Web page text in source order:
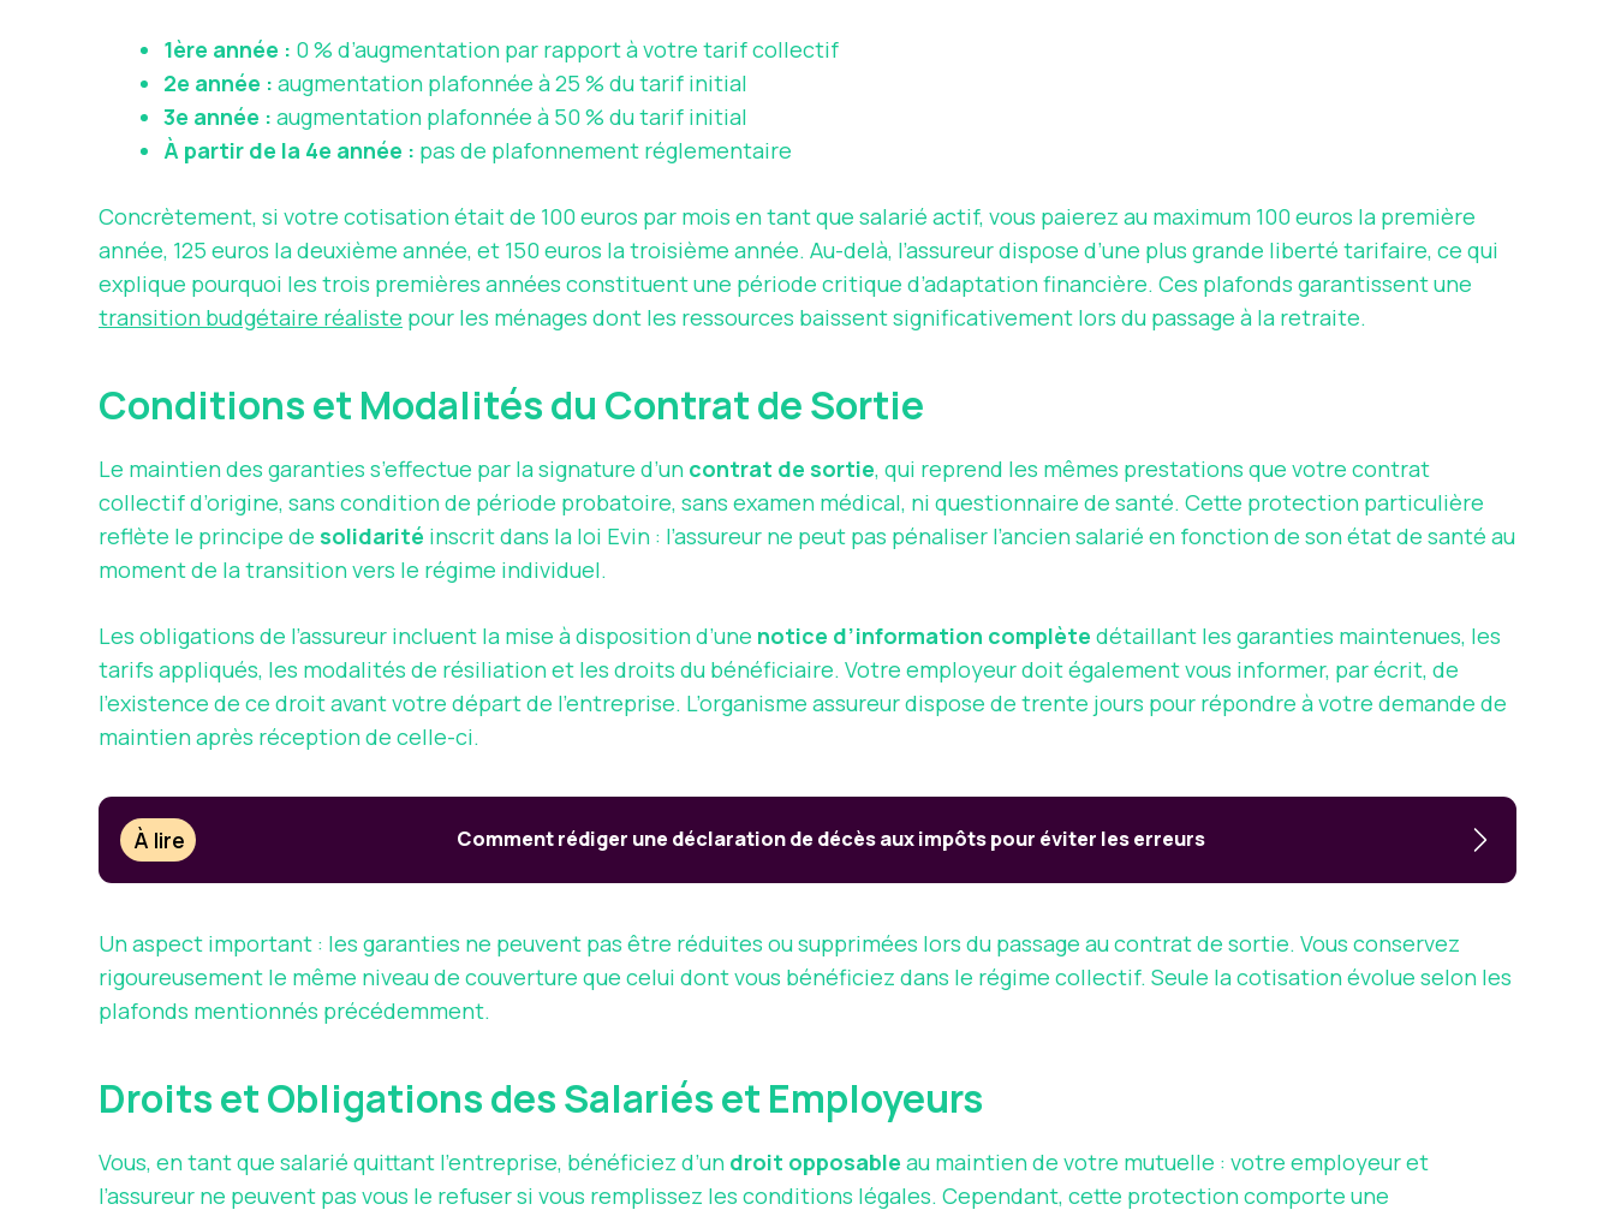
1ère année : 0 % d’augmentation par rapport à votre tarif collectif
2e année : augmentation plafonnée à 25 % du tarif initial
3e année : augmentation plafonnée à 50 % du tarif initial
À partir de la 4e année : pas de plafonnement réglementaire
Concrètement, si votre cotisation était de 100 euros par mois en tant que salarié actif, vous paierez au maximum 100 euros la première
année, 125 euros la deuxième année, et 150 euros la troisième année. Au-delà, l’assureur dispose d’une plus grande liberté tarifaire, ce qui
explique pourquoi les trois premières années constituent une période critique d’adaptation financière. Ces plafonds garantissent une
transition budgétaire réaliste pour les ménages dont les ressources baissent significativement lors du passage à la retraite.
Conditions et Modalités du Contrat de Sortie
Le maintien des garanties s’effectue par la signature d’un contrat de sortie, qui reprend les mêmes prestations que votre contrat
collectif d’origine, sans condition de période probatoire, sans examen médical, ni questionnaire de santé. Cette protection particulière
reflète le principe de solidarité inscrit dans la loi Evin : l’assureur ne peut pas pénaliser l’ancien salarié en fonction de son état de santé au
moment de la transition vers le régime individuel.
Les obligations de l’assureur incluent la mise à disposition d’une notice d’information complète détaillant les garanties maintenues, les
tarifs appliqués, les modalités de résiliation et les droits du bénéficiaire. Votre employeur doit également vous informer, par écrit, de
l’existence de ce droit avant votre départ de l’entreprise. L’organisme assureur dispose de trente jours pour répondre à votre demande de
maintien après réception de celle-ci.
À lire Comment rédiger une déclaration de décès aux impôts pour éviter les erreurs
Un aspect important : les garanties ne peuvent pas être réduites ou supprimées lors du passage au contrat de sortie. Vous conservez
rigoureusement le même niveau de couverture que celui dont vous bénéficiez dans le régime collectif. Seule la cotisation évolue selon les
plafonds mentionnés précédemment.
Droits et Obligations des Salariés et Employeurs
Vous, en tant que salarié quittant l’entreprise, bénéficiez d’un droit opposable au maintien de votre mutuelle : votre employeur et
l’assureur ne peuvent pas vous le refuser si vous remplissez les conditions légales. Cependant, cette protection comporte une